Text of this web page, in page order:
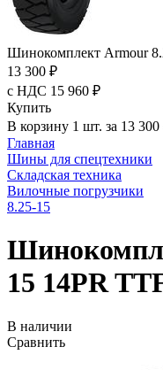
Шинокомплект Armour
13 300 ₽
с НДС 15 960 ₽
Купить
В корзину 1 шт. за 13 300
Главная
Шины для спецтехники
Складская техника
Вилочные погрузчики
8.25-15
15 14PR
В наличии
Сравнить